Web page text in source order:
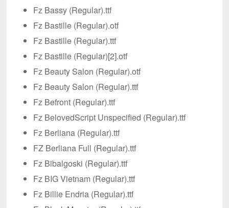
Fz Bassy (Regular).ttf
Fz Bastille (Regular).otf
Fz Bastille (Regular).ttf
Fz Bastille (Regular)[2].otf
Fz Beauty Salon (Regular).otf
Fz Beauty Salon (Regular).ttf
Fz Befront (Regular).ttf
Fz BelovedScript Unspecified (Regular).ttf
Fz Berliana (Regular).ttf
FZ Berliana Full (Regular).ttf
Fz Bibalgoski (Regular).ttf
Fz BIG Vietnam (Regular).ttf
Fz Billie Endria (Regular).ttf